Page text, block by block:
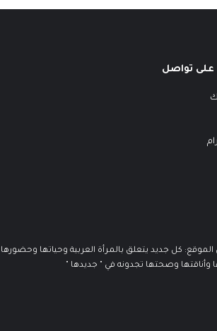
على تواصل
الموقع: كل جديد يتعلق بالمرأة العربية وحياتها وحضورها
وأناقتها وصحتها تجدونه في " جديدها "